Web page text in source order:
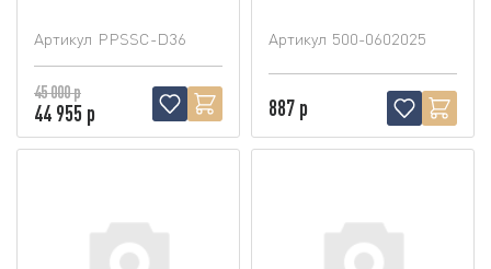
Артикул PPSSC-D36
45 000 р
44 955 р
Артикул 500-0602025
887 р